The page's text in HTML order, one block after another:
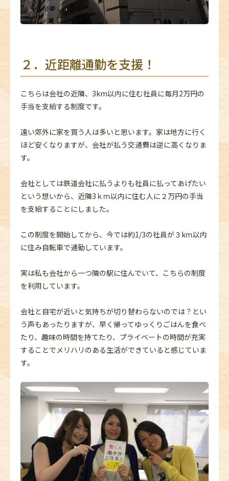
２．近距離通勤を支援！
こちらは会社の近隣、3km以内に住む社員に毎月2万円の
手当を支給する制度です。
遠い郊外に家を買う人は多いと思います。家は地方に行く
ほど安くなりますが、会社が払う交通費は逆に高くなりま
す。
会社としては鉄道会社に払うよりも社員に払ってあげたい
という想いから、近隣3ｋｍ以内に住む人に２万円の手当
を支給することにしました。
この制度を開始してから、今では約1/3の社員が３kｍ以内
に住み自転車で通勤しています。
実は私も会社から一つ隣の駅に住んでいて、こちらの制度
を利用しています。
会社と自宅が近いと気持ちが切り替わらないのでは？とい
う声もあったりますが、早く帰ってゆっくりごはんを食べ
たり、趣味の時間を持てたり、プライベートの時間が充実
することでメリハリのある生活ができていると感じていま
す。